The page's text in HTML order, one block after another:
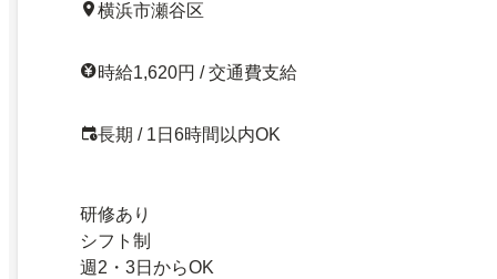
横浜市瀬谷区
時給1,620円 / 交通費支給
長期 / 1日6時間以内OK
研修あり
シフト制
週2・3日からOK